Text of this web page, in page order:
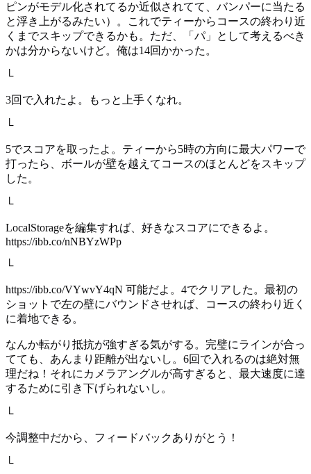
ピンがモデル化されてるか近似されてて、バンパーに当たる
と浮き上がるみたい）。これでティーからコースの終わり近
くまでスキップできるかも。ただ、「パ」として考えるべき
かは分からないけど。俺は14回かかった。
└
3回で入れたよ。もっと上手くなれ。
└
5でスコアを取ったよ。ティーから5時の方向に最大パワーで
打ったら、ボールが壁を越えてコースのほとんどをスキップ
した。
└
LocalStorageを編集すれば、好きなスコアにできるよ。
https://ibb.co/nNBYzWPp
└
https://ibb.co/VYwvY4qN 可能だよ。4でクリアした。最初の
ショットで左の壁にバウンドさせれば、コースの終わり近く
に着地できる。
なんか転がり抵抗が強すぎる気がする。完璧にラインが合っ
てても、あんまり距離が出ないし。6回で入れるのは絶対無
理だね！それにカメラアングルが高すぎると、最大速度に達
するために引き下げられないし。
└
今調整中だから、フィードバックありがとう！
└